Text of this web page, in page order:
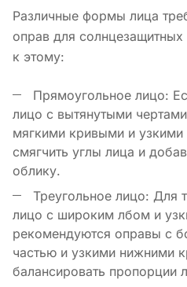
Различные формы лица
оправ для
к этому:
Прямоугольное лицо:
лицо с вытянутыми
мягкими кривыми и
смягчить углы лица и
облику.
Треугольное лицо: Для
лицо с широким лбом и
рекомендуются оправы с
частью и узкими нижними
балансировать пропорции